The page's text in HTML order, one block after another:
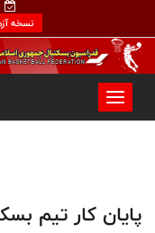
نسخه
پایان کار تیم